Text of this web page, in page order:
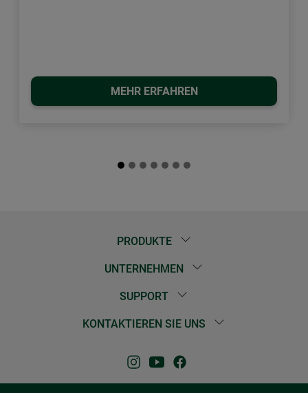
MEHR ERFAHREN
PRODUKTE
UNTERNEHMEN
SUPPORT
KONTAKTIEREN SIE UNS